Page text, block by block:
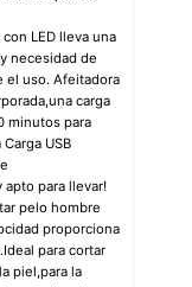
LED lleva una
necesidad de
el uso. Afeitadora
carga
minutos para
USB
apto para llevar!
pelo hombre
proporciona
para cortar
piel,para la